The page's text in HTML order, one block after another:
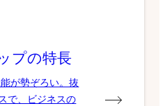
プの特長
が勢ぞろい。抜
で、ビジネスの